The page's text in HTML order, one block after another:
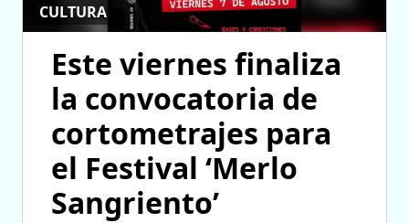
CULTURA
Este viernes finaliza
la convocatoria de
cortometrajes para
el Festival ‘Merlo
Sangriento’